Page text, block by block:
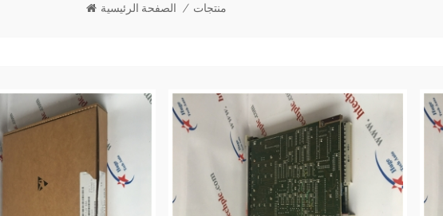
الصفحة الرئيسية / منتجات